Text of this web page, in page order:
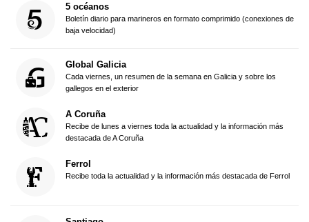
5 océanos
Boletín diario para marineros en formato comprimido (conexiones de
baja velocidad)
Global Galicia
Cada viernes, un resumen de la semana en Galicia y sobre los
gallegos en el exterior
A Coruña
Recibe de lunes a viernes toda la actualidad y la información más
destacada de A Coruña
Ferrol
Recibe toda la actualidad y la información más destacada de Ferrol